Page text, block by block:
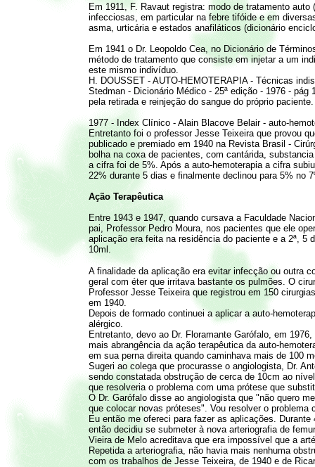
Em 1911, F. Ravaut registra: modo de tratamento
infecciosas, em particular na febre tifóide e em
asma, urticária e estados anafiláticos (dicionário
Em 1941 o Dr. Leopoldo Cea, no Dicionário de
método de tratamento que consiste em injetar a um
este mismo indivíduo.
H. DOUSSET - AUTO-HEMOTERAPIA - Técnicas
Stedman - Dicionário Médico - 25ª edição - 1976 -
pela retirada e reinjeção do sangue do próprio paciente.
1977 - Index Clínico - Alain Blacove Belair - auto-
Entretanto foi o professor Jesse Teixeira que provou
publicado e premiado em 1940 na Revista Brasil -
bolha na coxa de pacientes, com cantárida,
a cifra foi de 5%. Após a auto-hemoterapia a cifra
22% durante 5 dias e finalmente declinou para 5% no
Ação Terapêutica
Entre 1943 e 1947, quando cursava a Faculdade
pai, Professor Pedro Moura, nos pacientes que ele
aplicação era feita na residência do paciente e a 2ª, 5
10ml.
A finalidade da aplicação era evitar infecção ou outra
geral com éter que irritava bastante os pulmões. O
Professor Jesse Teixeira que registrou em 150
em 1940.
Depois de formado continuei a aplicar a auto-
alérgico.
Entretanto, devo ao Dr. Floramante Garófalo, em
mais abrangência da ação terapêutica da auto-
em sua perna direita quando caminhava mais de 100
Sugeri ao colega que procurasse o angiologista, Dr.
sendo constatada obstrução de cerca de 10cm ao
que resolveria o problema com uma prótese que
O Dr. Garófalo disse ao angiologista que "não quero
que colocar novas próteses". Vou resolver o problema
Eu então me ofereci para fazer as aplicações.
então decidiu se submeter à nova arteriografia de
Vieira de Melo acreditava que era impossível que a
Repetida a arteriografia, não havia mais nenhuma
com os trabalhos de Jesse Teixeira, de 1940 e de